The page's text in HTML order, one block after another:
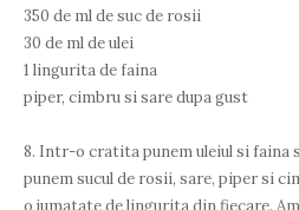
350 de ml de suc de rosii
30 de ml de ulei
1 lingurita de faina
piper, cimbru si sare dupa gust
8. Intr-o cratita punem uleiul si faina
punem sucul de rosii, sare, piper si
o jumatate de lingurita din fiecare.